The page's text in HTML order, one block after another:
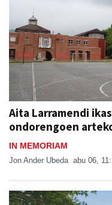
Aita Larramendi
ondorengoen
IN MEMORIAM
Jon Ander Ubeda abu 06,